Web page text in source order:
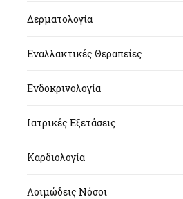
Δερματολογία
Εναλλακτικές Θεραπείες
Ενδοκρινολογία
Ιατρικές Εξετάσεις
Καρδιολογία
Λοιμώδεις Νόσοι